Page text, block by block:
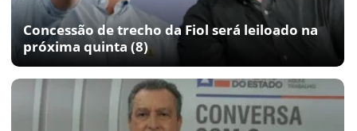
Concessão de trecho da Fiol será leiloado na
próxima quinta (8)